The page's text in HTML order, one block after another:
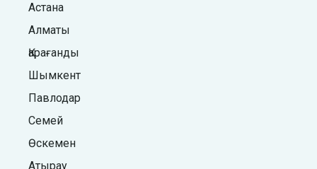
Астана
Алматы
Қарағанды
Шымкент
Павлодар
Семей
Өскемен
Атырау